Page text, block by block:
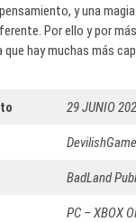
y una
Por ello y por
hay muchas más
29 JUNIO
BadLand
PC – XBOX